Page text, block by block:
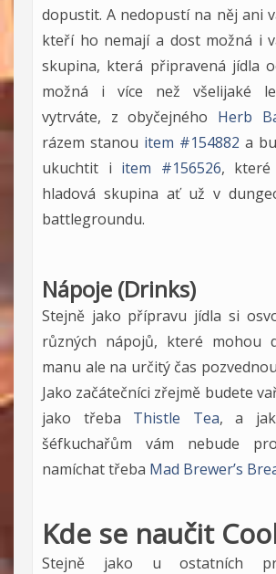
dopustit. A nedopustí na něj ani
kteří ho nemají a dost možná i
skupina, která připravená jídla
možná i více než všelijaké
vytrváte, z obyčejného Herb
rázem stanou item #154882 a
ukuchtit i item #156526, které
hladová skupina ať už v
battlegroundu.
Nápoje (Drinks)
Stejně jako přípravu jídla si
různých nápojů, které mohou
manu ale na určitý čas
Jako začátečníci zřejmě budete
jako třeba Thistle Tea, a
šéfkuchařům vám nebude
namíchat třeba Mad Brewer’s
Kde se naučit
Stejně jako u ostatních